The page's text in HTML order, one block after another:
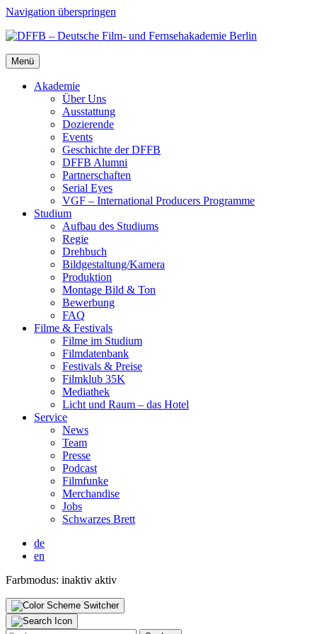
Navigation überspringen
Menü
Aka­de­mie
Über Uns
Aus­stat­tung
Dozie­ren­de
Events
Geschich­te der DFFB
DFFB Alum­ni
Part­ner­schaf­ten
Seri­al Eyes
VGF – Inter­na­tio­nal Pro­du­cers Pro­gram­me
Stu­di­um
Auf­bau des Stu­di­ums
Regie
Dreh­buch
Bildgestaltung/​​Kamera
Pro­duk­ti­on
Mon­ta­ge Bild & Ton
Bewer­bung
FAQ
Fil­me & Fes­ti­vals
Fil­me im Stu­di­um
Film­da­ten­bank
Fes­ti­vals & Prei­se
Film­klub 35K
Media­thek
Licht und Raum – das Hotel
Ser­vice
News
Team
Pres­se
Pod­cast
Film­fun­ke
Mer­chan­di­se
Jobs
Schwar­zes Brett
de
en
Farbmodus: inaktiv aktiv